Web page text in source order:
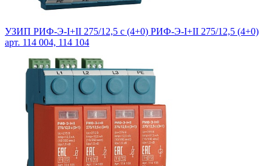
УЗИП РИФ-Э-I+II 275/12,5 с (4+0) РИФ-Э-I+II 275/12,5 (4+0)
арт. 114 004, 114 104